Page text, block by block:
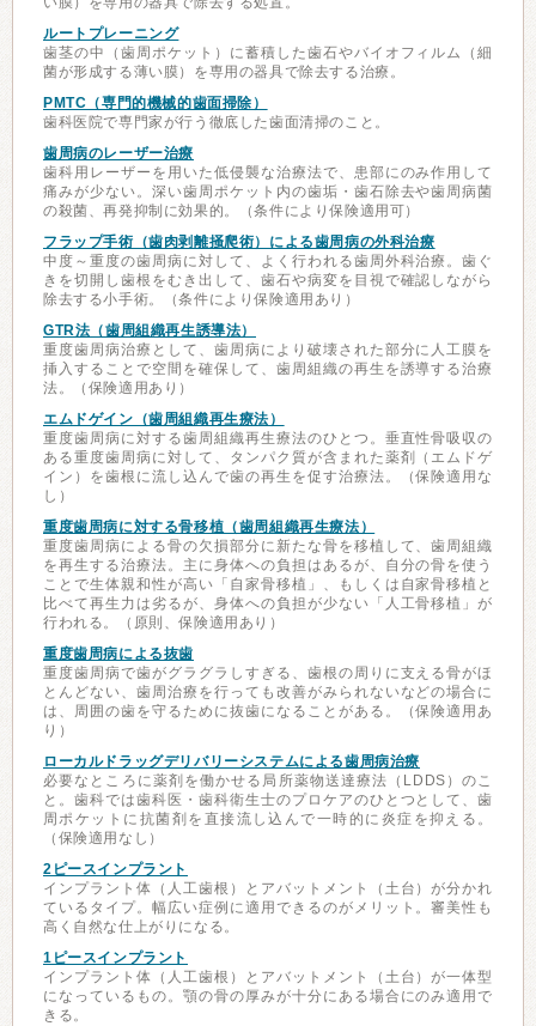
ルートプレーニング
歯茎の中（歯周ポケット）に蓄積した歯石やバイオフィルム（細
菌が形成する薄い膜）を専用の器具で除去する治療。
PMTC（専門的機械的歯面掃除）
歯科医院で専門家が行う徹底した歯面清掃のこと。
歯周病のレーザー治療
歯科用レーザーを用いた低侵襲な治療法で、患部にのみ作用して
痛みが少ない。深い歯周ポケット内の歯垢・歯石除去や歯周病菌
の殺菌、再発抑制に効果的。（条件により保険適用可）
フラップ手術（歯肉剥離掻爬術）による歯周病の外科治療
中度～重度の歯周病に対して、よく行われる歯周外科治療。歯ぐ
きを切開し歯根をむき出して、歯石や病変を目視で確認しながら
除去する小手術。（条件により保険適用あり）
GTR法（歯周組織再生誘導法）
重度歯周病治療として、歯周病により破壊された部分に人工膜を
挿入することで空間を確保して、歯周組織の再生を誘導する治療
法。（保険適用あり）
エムドゲイン（歯周組織再生療法）
重度歯周病に対する歯周組織再生療法のひとつ。垂直性骨吸収の
ある重度歯周病に対して、タンパク質が含まれた薬剤（エムドゲ
イン）を歯根に流し込んで歯の再生を促す治療法。（保険適用な
し）
重度歯周病に対する骨移植（歯周組織再生療法）
重度歯周病による骨の欠損部分に新たな骨を移植して、歯周組織
を再生する治療法。主に身体への負担はあるが、自分の骨を使う
ことで生体親和性が高い「自家骨移植」、もしくは自家骨移植と
比べて再生力は劣るが、身体への負担が少ない「人工骨移植」が
行われる。（原則、保険適用あり）
重度歯周病による抜歯
重度歯周病で歯がグラグラしすぎる、歯根の周りに支える骨がほ
とんどない、歯周治療を行っても改善がみられないなどの場合に
は、周囲の歯を守るために抜歯になることがある。（保険適用あ
り）
ローカルドラッグデリバリーシステムによる歯周病治療
必要なところに薬剤を働かせる局所薬物送達療法（LDDS）のこ
と。歯科では歯科医・歯科衛生士のプロケアのひとつとして、歯
周ポケットに抗菌剤を直接流し込んで一時的に炎症を抑える。
（保険適用なし）
2ピースインプラント
インプラント体（人工歯根）とアバットメント（土台）が分かれ
ているタイプ。幅広い症例に適用できるのがメリット。審美性も
高く自然な仕上がりになる。
1ピースインプラント
インプラント体（人工歯根）とアバットメント（土台）が一体型
になっているもの。顎の骨の厚みが十分にある場合にのみ適用で
きる。